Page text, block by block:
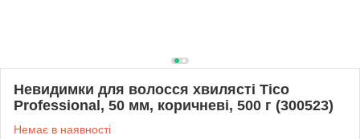
Невидимки для волосся хвилясті Tico
Professional, 50 мм, коричневі, 500 г (300523)
Немає в наявності